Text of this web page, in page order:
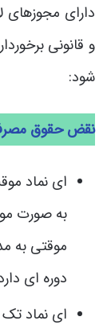
دارای مجوزهای
و قانونی
شود:
نقض حقوق مصرف
ای نماد
به صورت
موقتی به
دوره ای
ای نماد